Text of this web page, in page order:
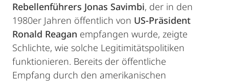
Rebellenführers Jonas Savimbi, der in den
1980er Jahren öffentlich von US-Präsident
Ronald Reagan empfangen wurde, zeigte
Schlichte, wie solche Legitimitätspolitiken
funktionieren. Bereits der öffentliche
Empfang durch den amerikanischen